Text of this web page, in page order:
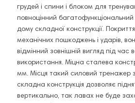
грудей і спини і блоком для
повноцінний
дому складної конструкції.
механічних пошкоджень і ударів,
відмінний зовнішній вигляд під час
використання. Міцна сталева
мм. Місця такий силовий тренажер
складна конструкція дозволяє
вертикально, так лавах не буде